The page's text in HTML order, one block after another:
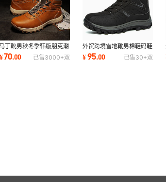
丁靴男秋冬季韩版朋克潮
鞋加绒加厚棉鞋雪地靴工装
男鞋批发代发
¥70.00 已售3000+双
外贸跨境雪地靴男棉鞋码鞋
冬季加绒保暖男式大码东北
高帮登山靴子
¥95.00 已售30+双